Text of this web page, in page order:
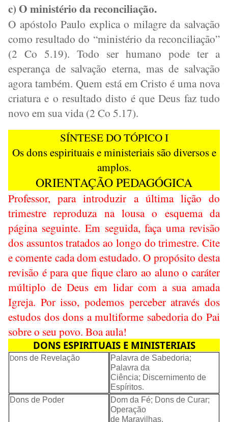
c) O ministério da reconciliação.
O apóstolo Paulo explica o milagre da salvação
como resultado do “ministério da reconciliação”
(2 Co 5.19). Todo ser humano pode ter a
esperança de salvação eterna, mas de salvação
agora também. Quem está em Cristo é uma nova
criatura e o resultado disto é que Deus faz tudo
novo em sua vida (2 Co 5.17).
SÍNTESE DO TÓPICO I
Os dons espirituais e ministeriais são diversos e
amplos.
ORIENTAÇÃO PEDAGÓGICA
Professor, para introduzir a última lição do
trimestre reproduza na lousa o esquema da
página seguinte. Em seguida, faça uma revisão
dos assuntos tratados ao longo do trimestre. Cite
e comente cada dom estudado. O propósito desta
revisão é para que fique claro ao aluno o caráter
múltiplo de Deus em lidar com a sua amada
Igreja. Por isso, podemos perceber através dos
estudos dos dons a multiforme sabedoria do Pai
sobre o seu povo. Boa aula!
DONS ESPIRITUAIS E MINISTERIAIS
Dons de Revelação
Palavra de Sabedoria;
Palavra da
Ciência; Discernimento de
Espíritos.
Dons de Poder
Dom da Fé; Dons de Curar;
Operação
de Maravilhas.